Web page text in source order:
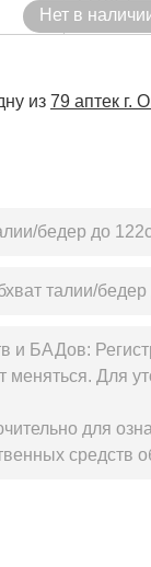
Нет в
из 79 аптек г.
бедер до
талии/
и БАДов:
Для
для
средств